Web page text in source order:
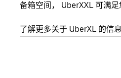
备箱空间， UberXXL 可满足
了解更多关于 UberXL 的信息